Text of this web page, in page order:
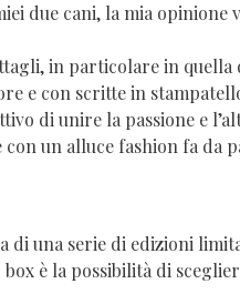
due cani, la mia opinione
in particolare in
e con scritte in
di unire la passione e
un alluce fashion fa da
una serie di edizioni
è la possibilità di